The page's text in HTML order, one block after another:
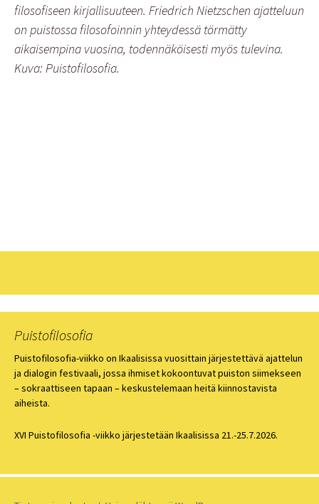
filosofiseen kirjallisuuteen. Friedrich Nietzschen ajatteluun
on puistossa filosofoinnin yhteydessä törmätty
aikaisempina vuosina, todennäköisesti myös tulevina.
Kuva: Puistofilosofia.
Puistofilosofia
Puistofilosofia-viikko on Ikaalisissa vuosittain järjestettävä ajattelun
ja dialogin festivaali, jossa ihmiset kokoontuvat puiston siimekseen
– sokraattiseen tapaan – keskustelemaan heitä kiinnostavista
aiheista.
XVI Puistofilosofia -viikko järjestetään Ikaalisissa 21.-25.7.2026.